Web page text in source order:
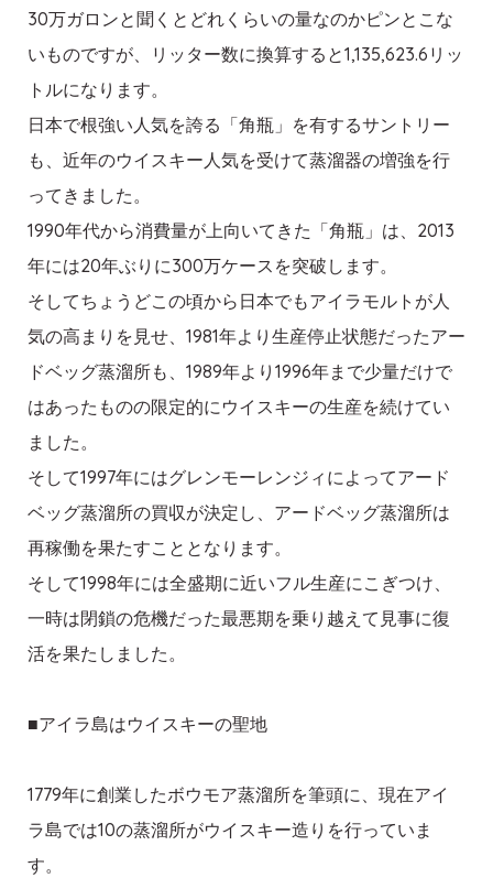
30万ガロンと聞くとどれくらいの量なのかピンとこな
いものですが、リッター数に換算すると1,135,623.6リッ
トルになります。
日本で根強い人気を誇る「角瓶」を有するサントリー
も、近年のウイスキー人気を受けて蒸溜器の増強を行
ってきました。
1990年代から消費量が上向いてきた「角瓶」は、2013
年には20年ぶりに300万ケースを突破します。
そしてちょうどこの頃から日本でもアイラモルトが人
気の高まりを見せ、1981年より生産停止状態だったアー
ドベッグ蒸溜所も、1989年より1996年まで少量だけで
はあったものの限定的にウイスキーの生産を続けてい
ました。
そして1997年にはグレンモーレンジィによってアード
ベッグ蒸溜所の買収が決定し、アードベッグ蒸溜所は
再稼働を果たすこととなります。
そして1998年には全盛期に近いフル生産にこぎつけ、
一時は閉鎖の危機だった最悪期を乗り越えて見事に復
活を果たしました。
■アイラ島はウイスキーの聖地
1779年に創業したボウモア蒸溜所を筆頭に、現在アイ
ラ島では10の蒸溜所がウイスキー造りを行っていま
す。